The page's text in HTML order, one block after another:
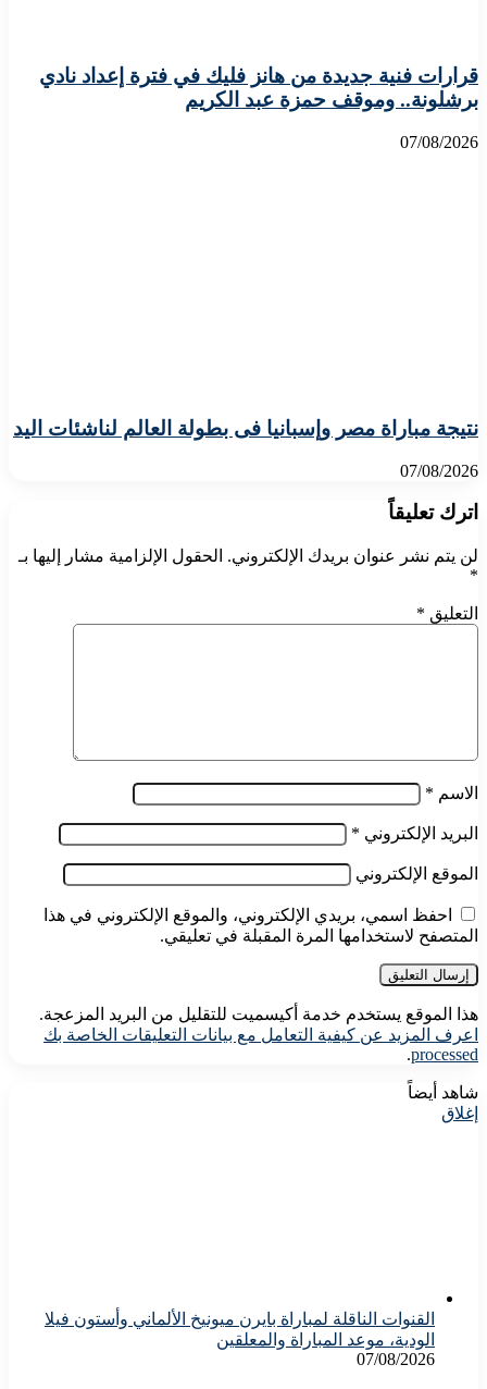
قرارات فنية جديدة من هانز فليك في فترة إعداد نادي
برشلونة.. وموقف حمزة عبد الكريم
07/08/2026
نتيجة مباراة مصر وإسبانيا فى بطولة العالم لناشئات اليد
07/08/2026
اترك تعليقاً
لن يتم نشر عنوان بريدك الإلكتروني. الحقول الإلزامية مشار إليها بـ
*
التعليق *
الاسم *
البريد الإلكتروني *
الموقع الإلكتروني
احفظ اسمي، بريدي الإلكتروني، والموقع الإلكتروني في هذا
المتصفح لاستخدامها المرة المقبلة في تعليقي.
هذا الموقع يستخدم خدمة أكيسميت للتقليل من البريد المزعجة.
اعرف المزيد عن كيفية التعامل مع بيانات التعليقات الخاصة بك
processed
.
شاهد أيضاً
إغلاق
القنوات الناقلة لمباراة بايرن ميونيخ الألماني وأستون فيلا
الودية، موعد المباراة والمعلقين
07/08/2026